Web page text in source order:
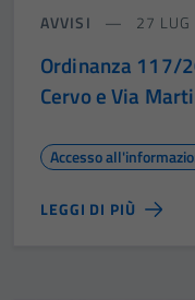
AVVISI 27
Ordinanza 117/
Cervo e Via
Accesso
LEGGI DI PIÙ